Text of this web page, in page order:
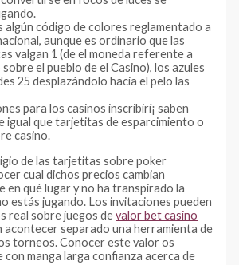
algún código de colores reglamentado a
aunque es ordinario que las
valgan 1 (de el moneda referente a
el pueblo de el Casino), los azules
25 desplazándolo hacia el pelo las
para los casinos inscribirí¡ saben
igual que tarjetitas de esparcimiento o
casino.
de las tarjetitas sobre poker
cual dichos precios cambian
en qué lugar y no ha transpirado la
estás jugando. Los invitaciones pueden
real sobre juegos devalor bet casino
acontecer separado una herramienta de
torneos. Conocer este valor os
con manga larga confianza acerca de